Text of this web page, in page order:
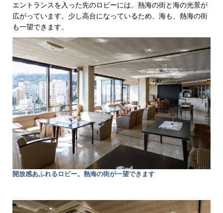
エントランスを入った先のロビーには、熱海の街と海の光景が
広がっています。少し高台になっているため、海も、熱海の街
も一望できます。
開放感あふれるロビー。熱海の街が一望できます